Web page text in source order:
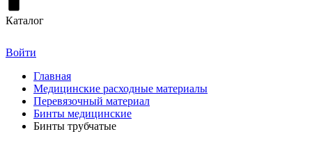
Каталог
Войти
Главная
Медицинские расходные материалы
Перевязочный материал
Бинты медицинские
Бинты трубчатые